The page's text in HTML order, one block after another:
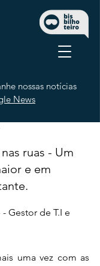
nossas notícias
News
ruas - Um
e em
de 5 estrelas.
Gestor de T.I e
uma vez com as